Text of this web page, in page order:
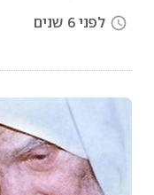
access_time לפני 6 שנים